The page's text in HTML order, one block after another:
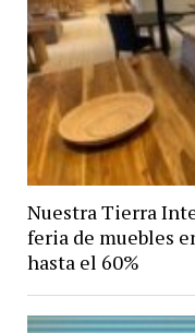
Nuestra Tierra
feria de muebles
hasta el 60%